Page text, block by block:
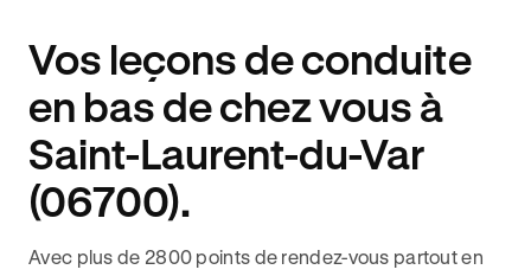
Vos leçons de conduite
en bas de chez vous à
Saint-Laurent-du-Var
(06700).
Avec plus de 2800 points de rendez-vous partout en